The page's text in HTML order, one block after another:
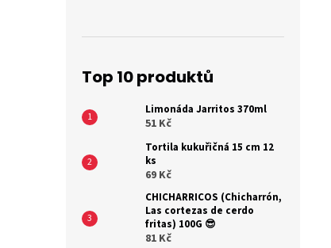
Top 10 produktů
Limonáda Jarritos 370ml
51 Kč
Tortila kukuřičná 15 cm 12
ks
69 Kč
CHICHARRICOS (Chicharrón,
Las cortezas de cerdo
fritas) 100G 😎
81 Kč